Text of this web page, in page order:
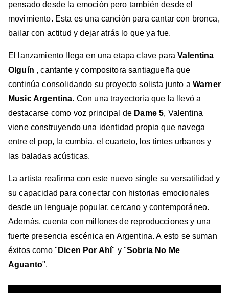
pensado desde la emoción pero también desde el
movimiento. Esta es una canción para cantar con bronca,
bailar con actitud y dejar atrás lo que ya fue.
El lanzamiento llega en una etapa clave paraValentina
Olguín , cantante y compositora santiagueña que
continúa consolidando su proyecto solista junto aWarner
Music Argentina. Con una trayectoria que la llevó a
destacarse como voz principal de Dame 5, Valentina
viene construyendo una identidad propia que navega
entre el pop, la cumbia, el cuarteto, los tintes urbanos y
las baladas acústicas.
La artista reafirma con este nuevo single su versatilidad y
su capacidad para conectar con historias emocionales
desde un lenguaje popular, cercano y contemporáneo.
Además, cuenta con millones de reproducciones y una
fuerte presencia escénica en Argentina. A esto se suman
éxitos como " Dicen Por Ahí" y "Sobria No Me
Aguanto".